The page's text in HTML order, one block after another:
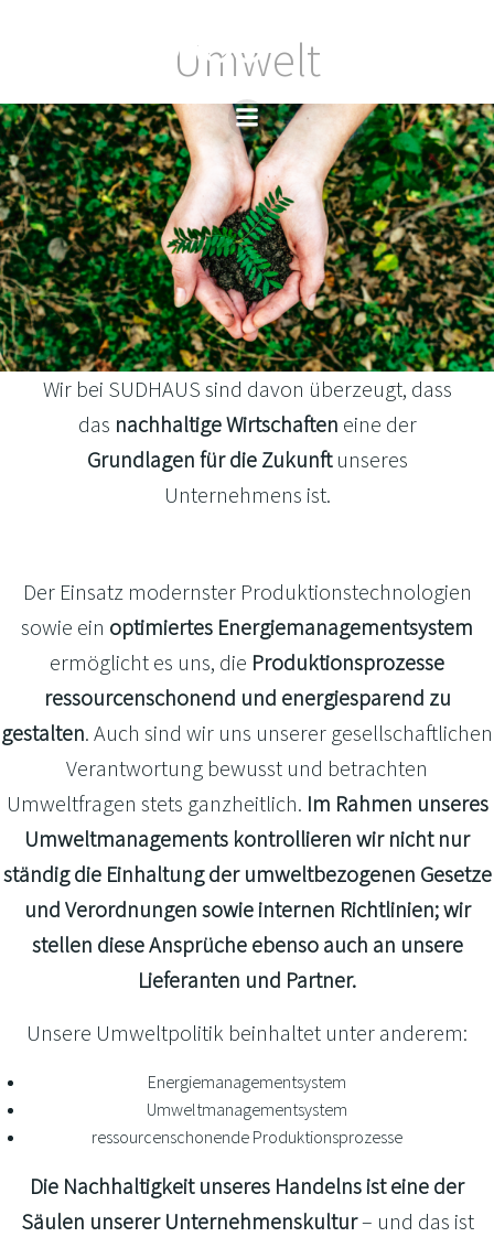
springen
Umwelt
Wir bei SUDHAUS sind davon überzeugt, dass
das nachhaltige Wirtschaften eine der
Grundlagen für die Zukunftunseres
Unternehmens ist.
Der Einsatz modernster Produktionstechnologien
sowie ein optimiertes Energiemanagementsystem
ermöglicht es uns, die Produktionsprozesse
ressourcenschonend und energiesparend zu
gestalten. Auch sind wir uns unserer gesellschaftlichen
Verantwortung bewusst und betrachten
Umweltfragen stets ganzheitlich. Im Rahmen unseres
Umweltmanagements kontrollieren wir nicht nur
ständig die Einhaltung der umweltbezogenen Gesetze
und Verordnungen sowie internen Richtlinien; wir
stellen diese Ansprüche ebenso auch an unsere
Lieferanten und Partner.
Unsere Umweltpolitik beinhaltet unter anderem:
Energiemanagementsystem
Umweltmanagementsystem
ressourcenschonende Produktionsprozesse
Die Nachhaltigkeit unseres Handelns ist eine der
Säulen unserer Unternehmenskultur– und das ist